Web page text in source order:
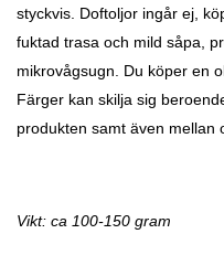
styckvis. Doftoljor ingår ej,
fuktad trasa och mild såpa,
mikrovågsugn.
Du köper en
Färger kan skilja sig
produkten samt även mellan
Vikt: ca 100-150 gram